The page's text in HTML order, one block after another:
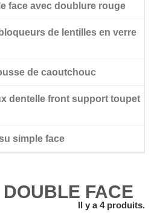
face avec doublure rouge
de lentilles en verre
de caoutchouc
dentelle front support toupet
double face
simple face
FACE
Il y a 4 produits.